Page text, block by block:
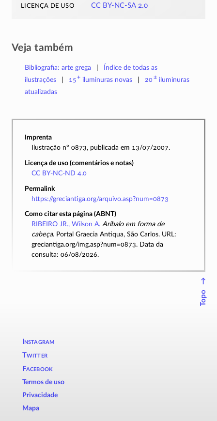
licença de uso CC BY-NC-SA 2.0
Veja também
Bibliografia: arte grega
Índice de todas as
ilustrações
15+ iluminuras novas 20±iluminuras
atualizadas
Imprenta
Ilustração nº 0873, publicada em 13/07/2007.
Licença de uso (comentários e notas)
CC BY-NC-ND 4.0
Permalink
https://greciantiga.org/arquivo.asp?num=0873
Como citar esta página (ABNT)
RIBEIRO JR., Wilson A. Aríbalo em forma de
cabeça. Portal Graecia Antiqua, São Carlos. URL:
greciantiga.org/img.asp?num=0873. Data da
consulta: 06/08/2026.
↑
Topo
Instagram
Twitter
Facebook
Termos de uso
Privacidade
Mapa